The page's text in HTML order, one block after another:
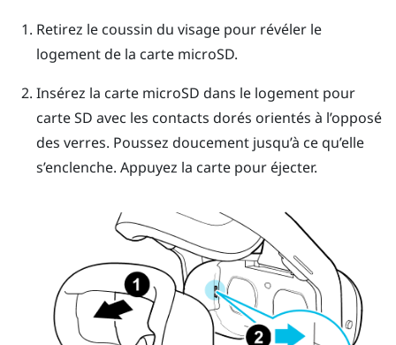
Retirez le coussin du visage pour révéler le
logement de la carte microSD.
Insérez la carte microSD dans le logement pour
carte SD avec les contacts dorés orientés à l’opposé
des verres. Poussez doucement jusqu’à ce qu’elle
s’enclenche. Appuyez la carte pour éjecter.